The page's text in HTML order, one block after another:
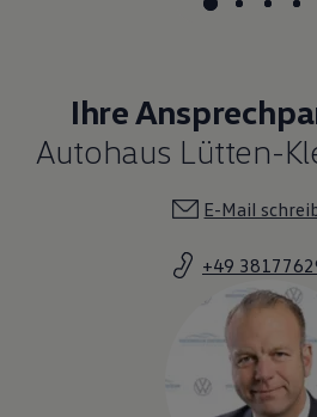
Ihre
Autohaus Lütten-
E-Mail
+49